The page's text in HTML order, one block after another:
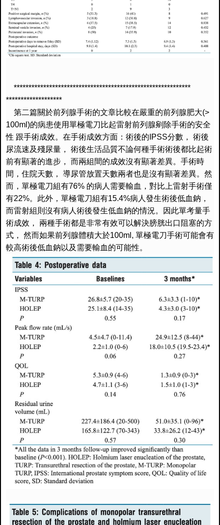
************************************************************
*******************
第二篇關於前列腺手術的文章比較在嚴重的前列腺肥大(>
100ml)的病患使用單極電刀比起雷射前列腺剜除手術的安全
性 跟手術成效。在手術成效方面：術後的 IPSS分數， 術後
尿流速及殘尿量， 術後生活品質不論何種手術術後都比起術
前有顯著的進步， 而兩組間的成效沒有顯著差異。手術時
間，住院天數， 導尿管放置天數兩者也是沒有顯著差異。然
而，單極電刀組有76% 的病人需要輸血，對比上雷射手術僅
有22%。此外，單極電刀組有15.4%病人發生術後低血鈉，
而雷射組則沒有病人術後發生低血鈉的情況。因此單考量手
術成效， 兩種手術都是非常有效可以解決膀胱出口阻塞的方
式， 然而如果前列腺體積大於100ml, 單極電刀手術可能會有
較高術後低血鈉以及需要輸血的可能性。